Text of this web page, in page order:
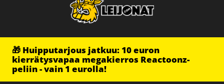
🎁 Huipputarjous jatkuu: 10 euron
kierrätysvapaa megakierros Reactoonz-
peliin - vain 1 eurolla!